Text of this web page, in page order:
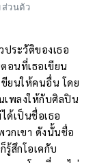
ส่วนตัว
ประวัติของเธอ
อนที่เธอเขียน
ขียนให้คนอื่น โดย
เพลงให้กับศิลปิน
ด้เป็นชื่อเธอ
วกเขา ดังนั้นชื่อ
สึกโอเคกับ